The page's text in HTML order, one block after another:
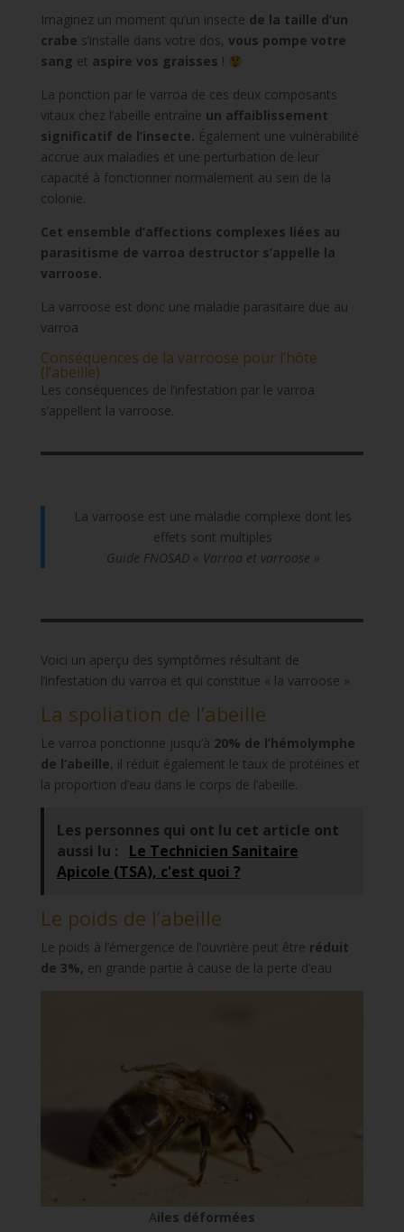
Imaginez un moment qu’un insecte de la taille d’un
crabe s’installe dans votre dos, vous pompe votre
sang et aspire vos graisses !
La ponction par le varroa de ces deux composants
vitaux chez l’abeille entraîne un affaiblissement
significatif de l’insecte. Également une vulnérabilité
accrue aux maladies et une perturbation de leur
capacité à fonctionner normalement au sein de la
colonie.
Cet ensemble d’affections complexes liées au
parasitisme de varroa destructor s’appelle la
varroose.
La varroose est donc une maladie parasitaire due au
varroa
Conséquences de la varroose pour l’hôte
(l’abeille)
Les conséquences de l’infestation par le varroa
s’appellent la varroose.
La varroose est une maladie complexe dont les
effets sont multiples
Guide FNOSAD « Varroa et varroose »
Voici un aperçu des symptômes résultant de
l’infestation du varroa et qui constitue « la varroose »
La spoliation de l’abeille
Le varroa ponctionne jusqu’à 20% de l’hémolymphe
de l’abeille, il réduit également le taux de protéines et
la proportion d’eau dans le corps de l’abeille.
Les personnes qui ont lu cet article ont
aussi lu :
Le Technicien Sanitaire
Apicole (TSA), c'est quoi ?
Le poids de l’abeille
Le poids à l’émergence de l’ouvrière peut être réduit
de 3%, en grande partie à cause de la perte d’eau
Ailes déformées